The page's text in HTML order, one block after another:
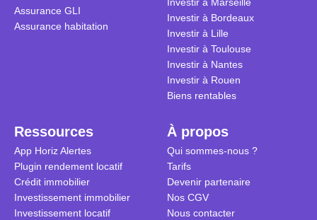
Assurance GLI
Assurance habitation
Investir à Bordeaux
Investir à Lille
Investir à Toulouse
Investir à Nantes
Investir à Rouen
Biens rentables
Ressources
App Horiz Alertes
Plugin rendement locatif
Crédit immobilier
Investissement immobilier
Investissement locatif
À propos
Qui sommes-nous ?
Tarifs
Devenir partenaire
Nos CGV
Nous contacter